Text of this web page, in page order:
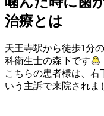
治療とは
天王寺駅から徒歩1分
科衛生士の森下です
こちらの患者様は、右
いう主訴で来院されま